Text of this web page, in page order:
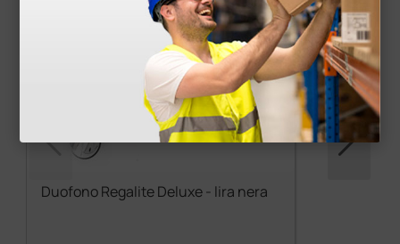
Duofono Regalite Deluxe - lira nera